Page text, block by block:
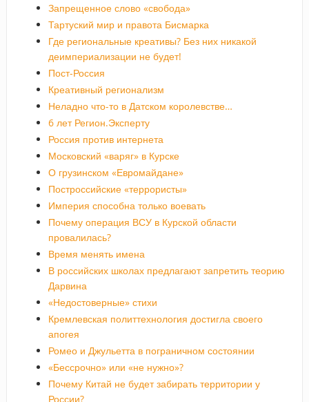
Запрещенное слово «свобода»
Тартуский мир и правота Бисмарка
Где региональные креативы? Без них никакой
деимпериализации не будет!
Пост-Россия
Креативный регионализм
Неладно что-то в Датском королевстве…
6 лет Регион.Эксперту
Россия против интернета
Московский «варяг» в Курске
О грузинском «Евромайдане»
Построссийские «террористы»
Империя способна только воевать
Почему операция ВСУ в Курской области
провалилась?
Время менять имена
В российских школах предлагают запретить теорию
Дарвина
«Недостоверные» стихи
Кремлевская политтехнология достигла своего
апогея
Ромео и Джульетта в пограничном состоянии
«Бессрочно» или «не нужно»?
Почему Китай не будет забирать территории у
России?